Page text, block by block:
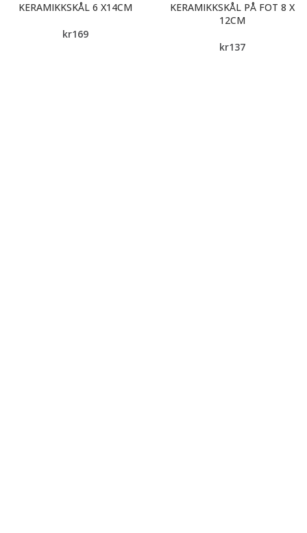
KERAMIKKSKÅL 6 X14CM
kr169
KERAMIKKSKÅL PÅ FOT 8 X
12CM
kr137